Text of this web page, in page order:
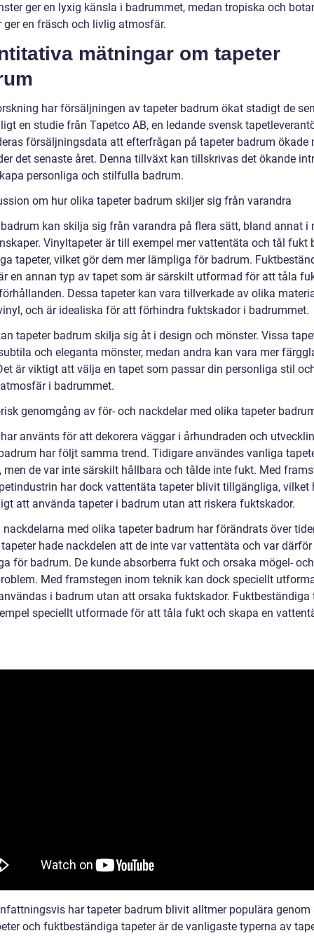
ger en lyxig känsla i badrummet, medan tropiska och
ger en fräsch och livlig atmosfär.
mätningar om tapeter
har försäljningen av tapeter badrum ökat stadigt de
en studie från Tapetco AB, en ledande svensk
försäljningsdata att efterfrågan på tapeter badrum ökade
det senaste året. Denna tillväxt kan tillskrivas det ökande
personliga och stilfulla badrum.
om hur olika tapeter badrum skiljer sig från varandra
kan skilja sig från varandra på flera sätt, bland annat i
Vinyltapeter är till exempel mer vattentäta och tål fukt
tapeter, vilket gör dem mer lämpliga för badrum.
en annan typ av tapet som är särskilt utformad för att tåla
Dessa tapeter kan vara tillverkade av olika
och är idealiska för att förhindra fuktskador i badrummet.
tapeter badrum skilja sig åt i design och mönster. Vissa
och eleganta mönster, medan andra kan vara mer
är viktigt att välja en tapet som passar din personliga stil
i badrummet.
genomgång av för- och nackdelar med olika tapeter
använts för att dekorera väggar i århundraden och
har följt samma trend. Tidigare användes vanliga
men de var inte särskilt hållbara och tålde inte fukt. Med
har dock vattentäta tapeter blivit tillgängliga, vilket
att använda tapeter i badrum utan att riskera fuktskador.
nackdelarna med olika tapeter badrum har förändrats över
hade nackdelen att de inte var vattentäta och var därför
för badrum. De kunde absorberra fukt och orsaka mögel- och
Med framstegen inom teknik kan dock speciellt
i badrum utan att orsaka fuktskador. Fuktbeständiga
speciellt utformade för att tåla fukt och skapa en
har tapeter badrum blivit alltmer populära genom
och fuktbeständiga tapeter är de vanligaste typerna av